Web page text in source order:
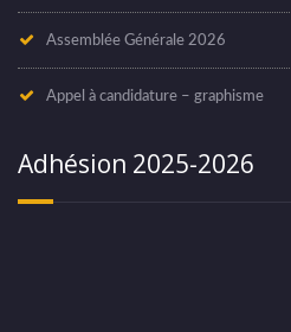
Assemblée Générale 2026
Appel à candidature – graphisme
Adhésion 2025-2026